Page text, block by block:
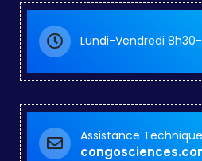
Lundi-Vendredi 8h30-
Assistance Technique